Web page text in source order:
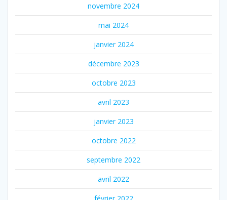
novembre 2024
mai 2024
janvier 2024
décembre 2023
octobre 2023
avril 2023
janvier 2023
octobre 2022
septembre 2022
avril 2022